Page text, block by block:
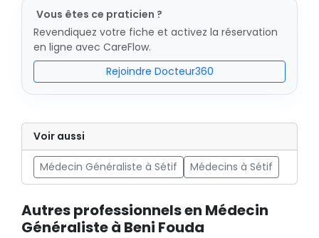
Vous êtes ce praticien ?
Revendiquez votre fiche et activez la réservation
en ligne avec CareFlow.
Rejoindre Docteur360
Voir aussi
Médecin Généraliste à Sétif Médecins à Sétif
Autres professionnels en Médecin
Généraliste à Beni Fouda